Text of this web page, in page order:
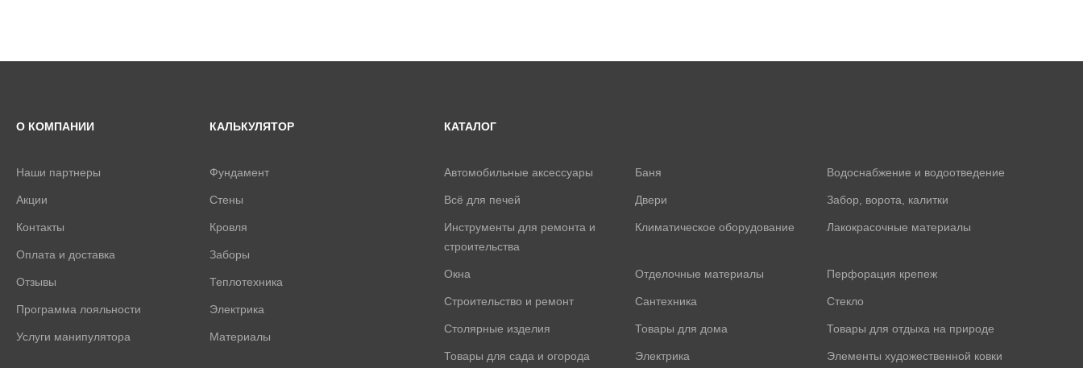
О КОМПАНИИ
Наши партнеры
Акции
Контакты
Оплата и доставка
Отзывы
Программа лояльности
Услуги манипулятора
КАЛЬКУЛЯТОР
Фундамент
Стены
Кровля
Заборы
Теплотехника
Электрика
Материалы
КАТАЛОГ
Автомобильные аксессуары Баня Водоснабжение и водоотведение
Всё для печей Двери Забор, ворота, калитки
Инструменты для ремонта и
строительства
Климатическое оборудование Лакокрасочные материалы
Окна Отделочные материалы Перфорация крепеж
Строительство и ремонт Сантехника Стекло
Столярные изделия Товары для дома Товары для отдыха на природе
Товары для сада и огорода Электрика Элементы художественной ковки